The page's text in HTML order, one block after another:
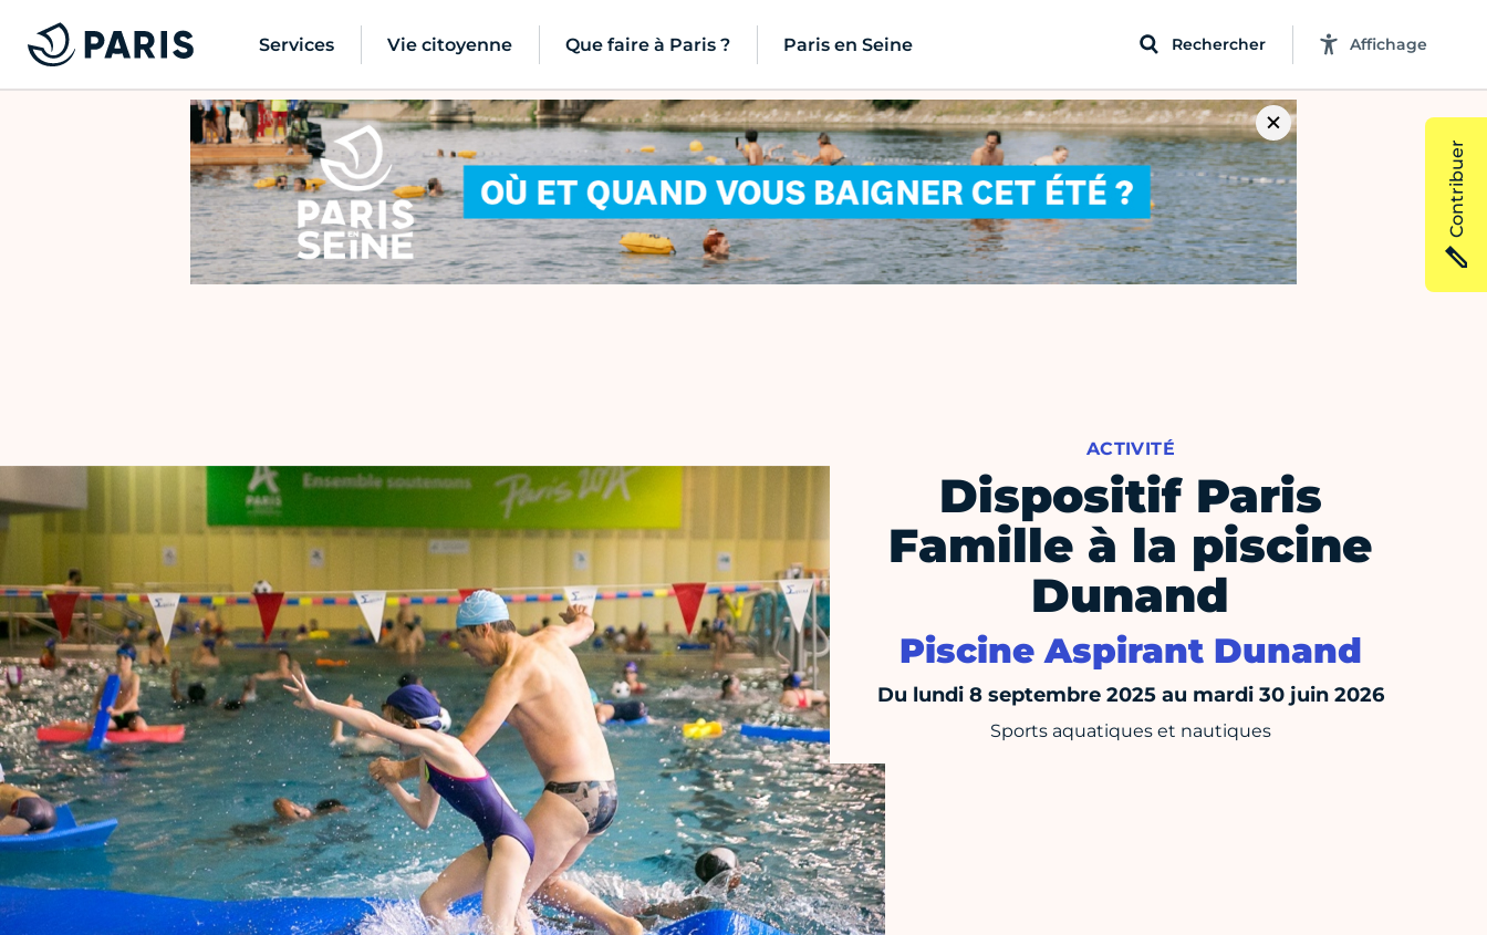
Services Vie citoyenne Que faire à Paris ? Paris en Seine Rechercher Affichage
ACTIVITÉ
Dispositif Paris
Famille à la piscine
Dunand
Piscine Aspirant Dunand
Du lundi 8 septembre 2025 au mardi 30 juin 2026
Sports aquatiques et nautiques
Contribuer